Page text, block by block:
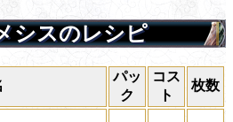
シスのレシピ
パッ
ク
コス
ト
枚数